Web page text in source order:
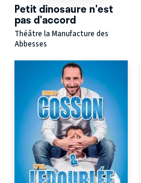
Petit dinosaure n'est
pas d'accord
Théâtre la Manufacture des
Abbesses